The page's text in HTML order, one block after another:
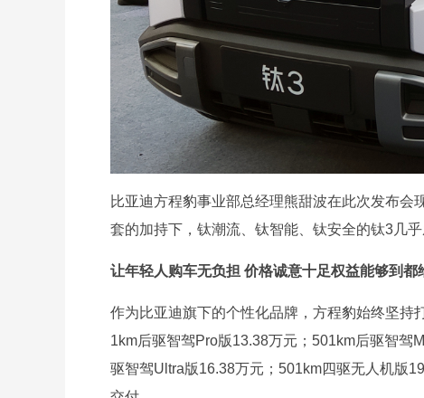
比亚迪方程豹事业部总经理熊甜波在此次发布
套的加持下，钛潮流、钛智能、钛安全的钛3几
让年轻人购车无负担 价格诚意十足权益能够到都
作为比亚迪旗下的个性化品牌，方程豹始终坚持
1km后驱智驾Pro版13.38万元；501km后驱智驾
驱智驾Ultra版16.38万元；501km四驱无人机版